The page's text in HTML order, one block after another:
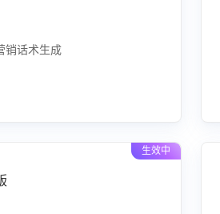
销话术生成
生效中